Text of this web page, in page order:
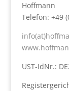
Hoffmann
Telefon: +49
UST-IdNr.: